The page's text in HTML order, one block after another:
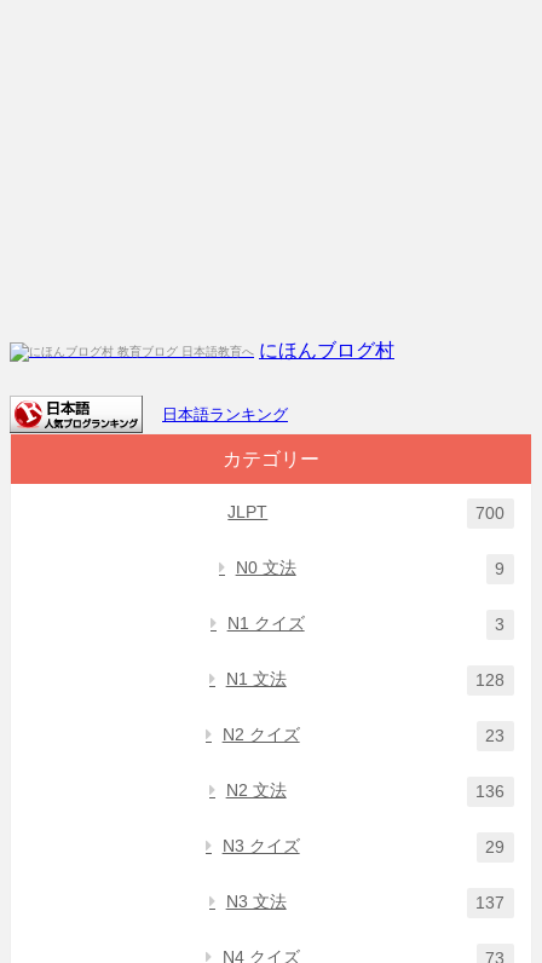
にほんブログ村
日本語ランキング
カテゴリー
JLPT 700
N0 文法 9
N1 クイズ 3
N1 文法 128
N2 クイズ 23
N2 文法 136
N3 クイズ 29
N3 文法 137
N4 クイズ 73